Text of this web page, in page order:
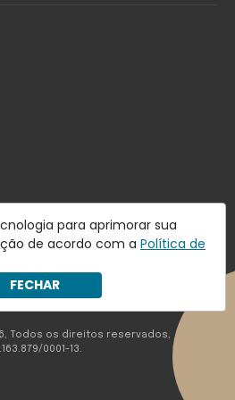
para aprimorar sua
de acordo com a Política de
FECHAR
Todos os direitos reservados,
0001-13.